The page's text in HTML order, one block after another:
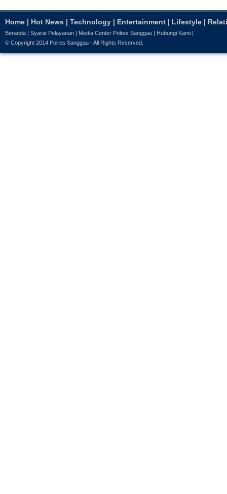
Home | Hot News | Technology | Entertainment | Lifestyle |
Beranda Syarat Pelayanan Media Center Polres Sanggau Hubungi Kami
© Copyright 2014 Polres Sanggau - All Rights Reserved.